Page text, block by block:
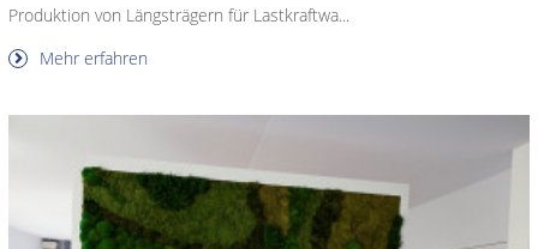
Produktion von Längsträgern für Lastkraftwa...
Mehr erfahren